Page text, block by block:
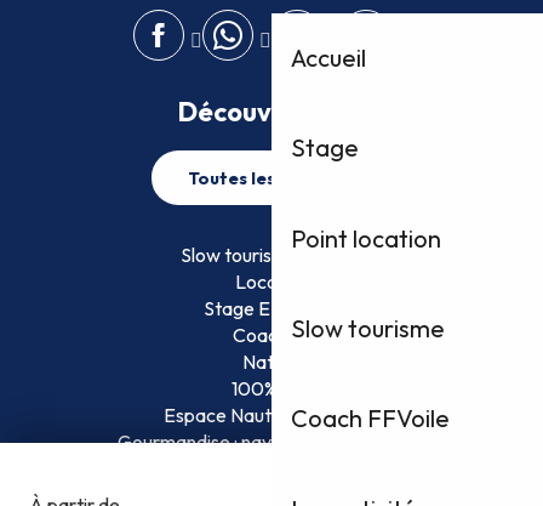
Accueil
Stage
Point location
Slow tourisme
Coach FFVoile
Découvrez plus
Toutes les activités
Slow tourisme FFVoile
Location
Stage EFVoile
Coaching
Nature
100% Fun
Espace Nautique Surveillé
Gourmandise : naviguez et savourez !